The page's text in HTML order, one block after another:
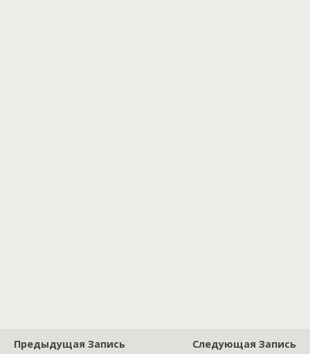
Предыдущая Запись Следующая Запись